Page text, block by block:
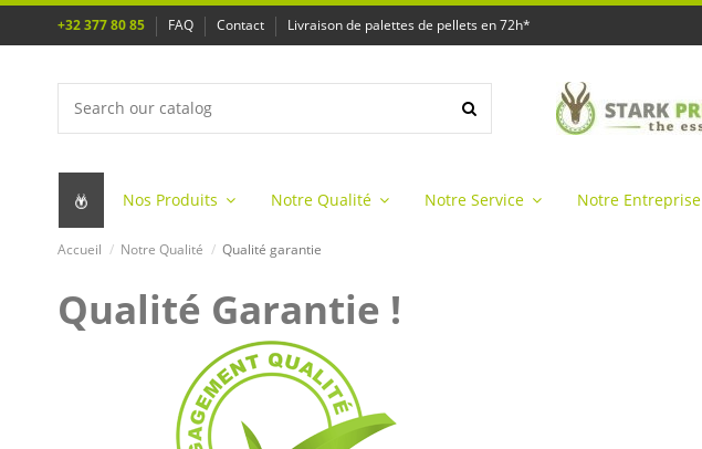
+32 377 80 85 FAQ Contact Livraison de palettes de pellets en 72h*
Nos Produits Notre Qualité Notre Service Notre Entreprise
Accueil Notre Qualité Qualité garantie
Qualité Garantie !